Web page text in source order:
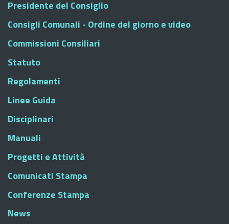
Presidente del Consiglio
Consigli Comunali - Ordine del giorno e video
Commissioni Consiliari
Statuto
Regolamenti
Linee Guida
Disciplinari
Manuali
Progetti e Attività
Comunicati Stampa
Conferenze Stampa
News